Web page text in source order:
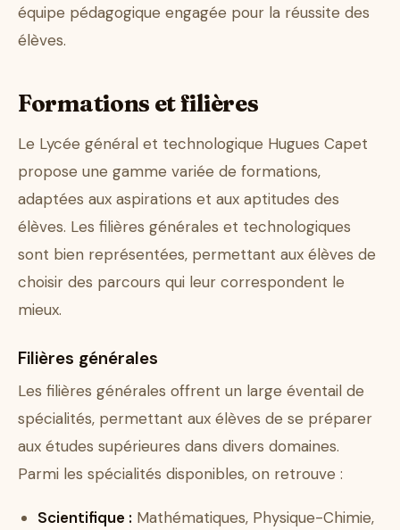
équipe pédagogique engagée pour la réussite des
élèves.
Formations et filières
Le Lycée général et technologique Hugues Capet
propose une gamme variée de formations,
adaptées aux aspirations et aux aptitudes des
élèves. Les filières générales et technologiques
sont bien représentées, permettant aux élèves de
choisir des parcours qui leur correspondent le
mieux.
Filières générales
Les filières générales offrent un large éventail de
spécialités, permettant aux élèves de se préparer
aux études supérieures dans divers domaines.
Parmi les spécialités disponibles, on retrouve :
Scientifique : Mathématiques, Physique-Chimie,